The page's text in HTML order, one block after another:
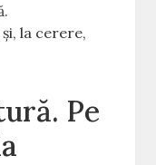
la cerere,
Pe